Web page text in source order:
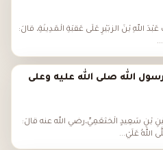
اللهِ بْنَ الزُّبَيْرِ عَلَى عَقَبَةِ الْمَدِينَةِ، قَالَ:
رسول الله صلى الله عليه وعلى
بْنِ سَعِيدٍ الْخَثْعَمِيِّ،رضي الله عنه قَالَ:
اللهُ عَلَيْ...